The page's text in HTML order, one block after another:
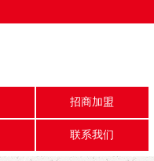
招商加盟
联系我们